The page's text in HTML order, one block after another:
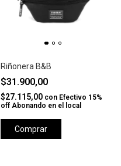
Riñonera B&B
$31.900,00
$27.115,00 con Efectivo 15%
off Abonando en el local
Comprar